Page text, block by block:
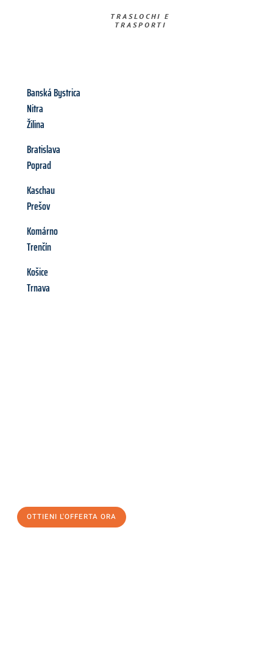
TRASLOCHI E
TRASPORTI​
Banská Bystrica
Nitra
Žilina
Bratislava
Poprad
Kaschau
Prešov
Komárno
Trenčín
Košice
Trnava
OTTIENI L'OFFERTA ORA